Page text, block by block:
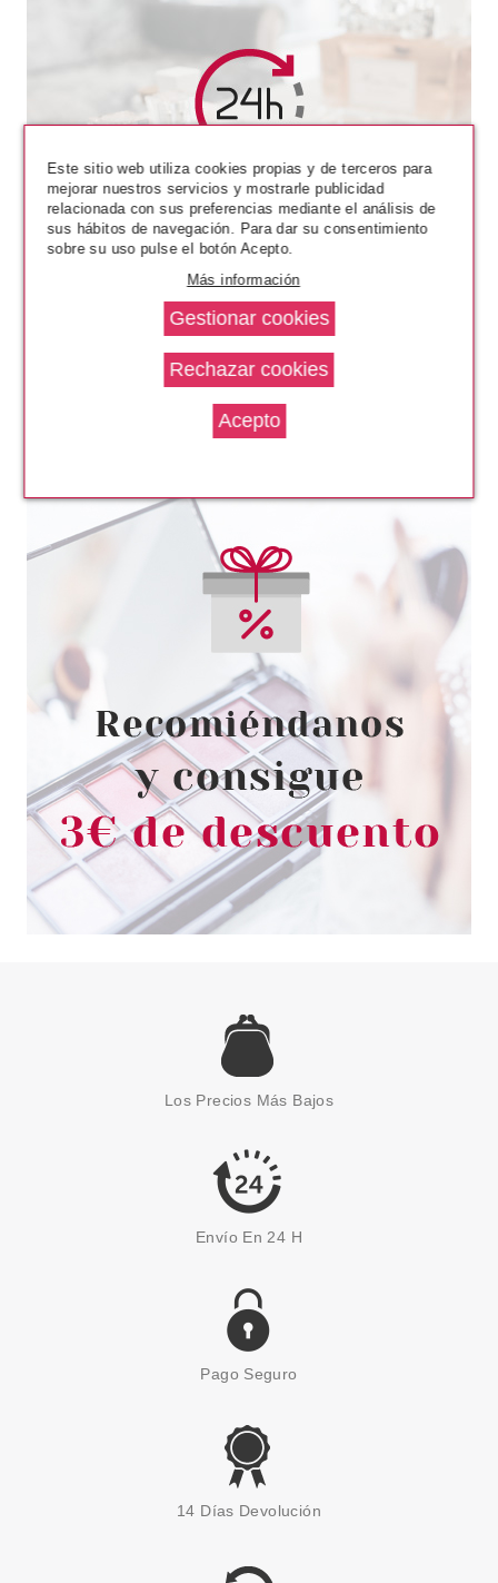
Los Precios Más Bajos
Envío En 24 H
Pago Seguro
14 Días Devolución
Este sitio web utiliza cookies propias y de terceros para
mejorar nuestros servicios y mostrarle publicidad
relacionada con sus preferencias mediante el análisis de
sus hábitos de navegación. Para dar su consentimiento
sobre su uso pulse el botón Acepto.
Más información